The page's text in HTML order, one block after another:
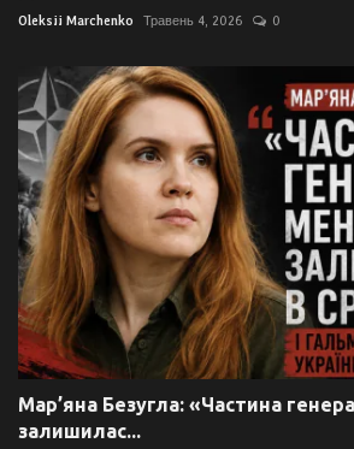
Oleksii Marchenko Травень 4, 2026 0
Мар’яна Безугла: «Частина
залишилас...